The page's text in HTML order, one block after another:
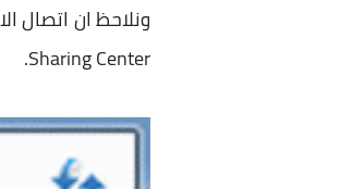
Sharing Center.